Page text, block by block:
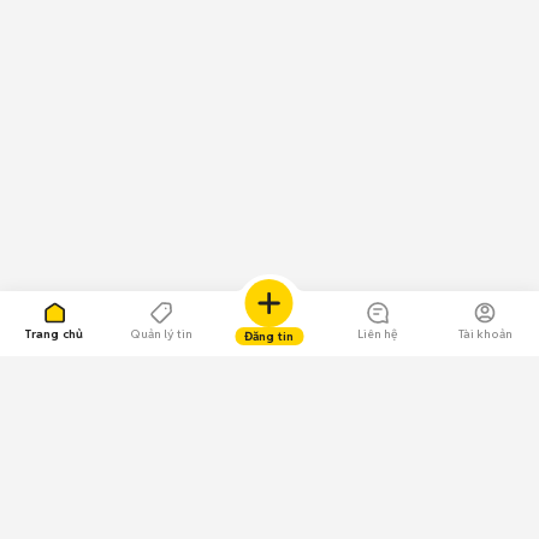
Trang chủ Quản lý tin Đăng tin Liên hệ Tài khoản